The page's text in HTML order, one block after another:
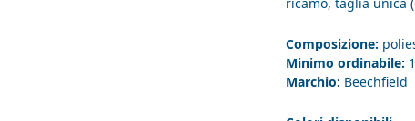
Composizione:
Minimo ordinabile:
Marchio: Beechfield